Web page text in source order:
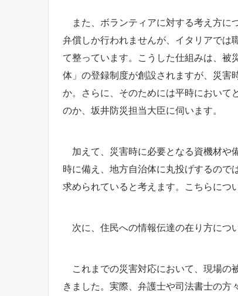
また、ボランティアに対する考え方に
弁償しか行われませんが、イタリアでは
て整っています。こうした仕組みは、被
体」の登録制度が創設されますが、災害
か。さらに、そのためには平時において
のか、坂井防災担当大臣に伺います。
加えて、災害時に必要となる資機材や
時に備え、地方自治体に丸投げするので
求められていると考えます。こちらにつ
次に、住民への情報伝達の在り方につ
これまでの災害対応において、現場の
きました。実際、弁護士や司法書士の方